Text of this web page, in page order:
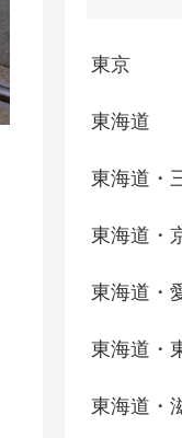
東京
東海道
東海道・
東海道・
東海道・
東海道・
東海道・